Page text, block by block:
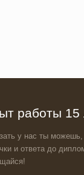
работы 15
у нас ты
и ответа до